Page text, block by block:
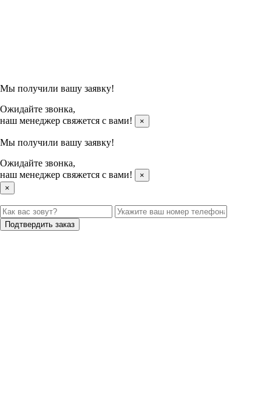
Мы получили вашу заявку!
Ожидайте звонка,
наш менеджер свяжется с вами!
×
Мы получили вашу заявку!
Ожидайте звонка,
наш менеджер свяжется с вами!
×
×
Подтвердить заказ